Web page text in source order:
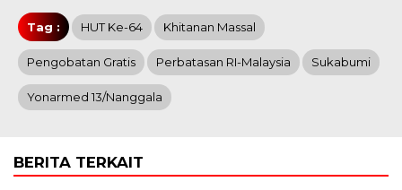
Tag : HUT Ke-64 Khitanan Massal
Pengobatan Gratis Perbatasan RI-Malaysia Sukabumi
Yonarmed 13/Nanggala
BERITA TERKAIT